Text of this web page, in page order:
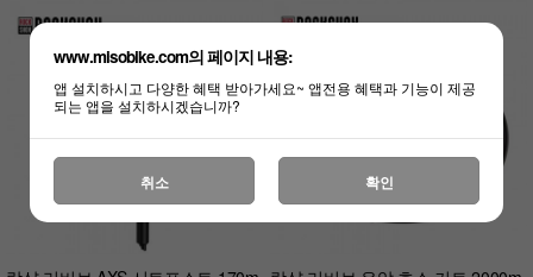
www.misobike.com의 페이지 내용:
앱 설치하시고 다양한 혜택 받아가세요~ 앱전용 혜택과 기능이 제공
되는 앱을 설치하시겠습니까?
취소 확인